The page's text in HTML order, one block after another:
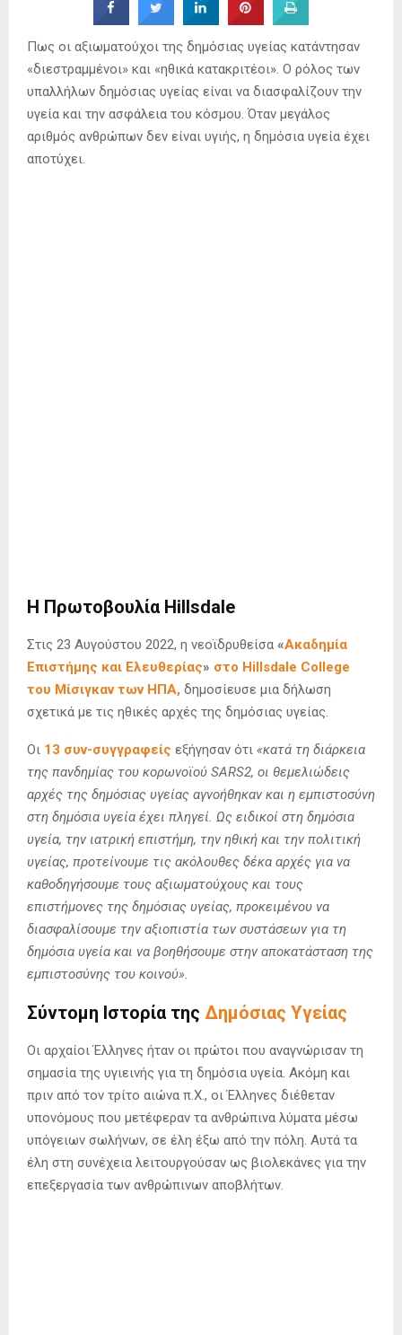
Πως οι αξιωματούχοι της δημόσιας υγείας κατάντησαν
«διεστραμμένοι» και «ηθικά κατακριτέοι». Ο ρόλος των
υπαλλήλων δημόσιας υγείας είναι να διασφαλίζουν την
υγεία και την ασφάλεια του κόσμου. Όταν μεγάλος
αριθμός ανθρώπων δεν είναι υγιής, η δημόσια υγεία έχει
αποτύχει.
Η Πρωτοβουλία Hillsdale
Στις 23 Αυγούστου 2022, η νεοϊδρυθείσα «Ακαδημία
Επιστήμης και Ελευθερίας» στο Hillsdale College
του Μίσιγκαν των ΗΠΑ, δημοσίευσε μια δήλωση
σχετικά με τις ηθικές αρχές της δημόσιας υγείας.
Οι 13 συν-συγγραφείς εξήγησαν ότι «κατά τη διάρκεια
της πανδημίας του κορωνοϊού SARS2, οι θεμελιώδεις
αρχές της δημόσιας υγείας αγνοήθηκαν και η εμπιστοσύνη
στη δημόσια υγεία έχει πληγεί. Ως ειδικοί στη δημόσια
υγεία, την ιατρική επιστήμη, την ηθική και την πολιτική
υγείας, προτείνουμε τις ακόλουθες δέκα αρχές για να
καθοδηγήσουμε τους αξιωματούχους και τους
επιστήμονες της δημόσιας υγείας, προκειμένου να
διασφαλίσουμε την αξιοπιστία των συστάσεων για τη
δημόσια υγεία και να βοηθήσουμε στην αποκατάσταση της
εμπιστοσύνης του κοινού».
Σύντομη Ιστορία της Δημόσιας Υγείας
Οι αρχαίοι Έλληνες ήταν οι πρώτοι που αναγνώρισαν τη
σημασία της υγιεινής για τη δημόσια υγεία. Ακόμη και
πριν από τον τρίτο αιώνα π.Χ., οι Έλληνες διέθεταν
υπονόμους που μετέφεραν τα ανθρώπινα λύματα μέσω
υπόγειων σωλήνων, σε έλη έξω από την πόλη. Αυτά τα
έλη στη συνέχεια λειτουργούσαν ως βιολεκάνες για την
επεξεργασία των ανθρώπινων αποβλήτων.